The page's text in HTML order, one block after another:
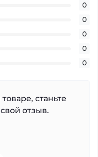
0
0
0
0
0
станьте
отзыв.